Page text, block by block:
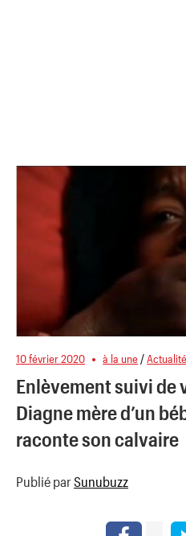
10 février 2020 à la une /
Enlèvement suivi de
Diagne mère d’un
raconte son calvaire
Publié par Sunubuzz